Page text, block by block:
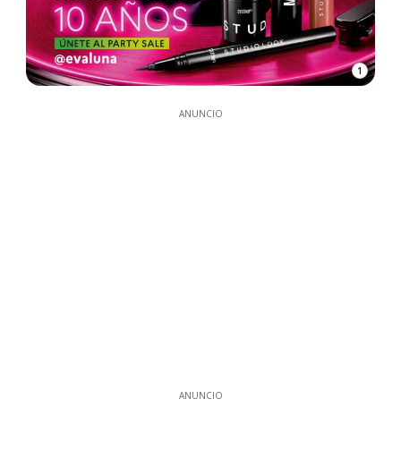
1
ANUNCIO
ANUNCIO